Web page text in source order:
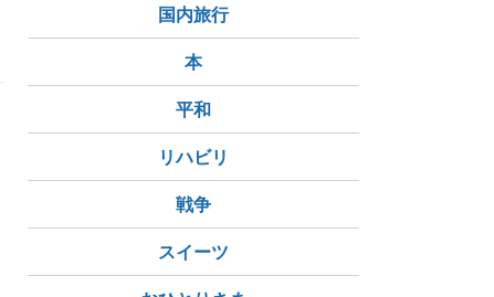
国内旅行
本
平和
リハビリ
戦争
スイーツ